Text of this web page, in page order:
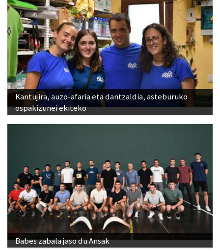
Kantujira, auzo-afaria eta dantzaldia, asteburuko
ospakizunei ekiteko
Babes zabala jaso du Ansak